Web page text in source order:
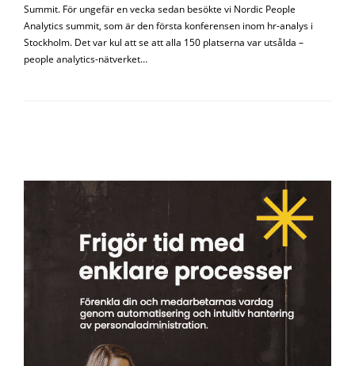
Summit. För ungefär en vecka sedan besökte vi Nordic People
Analytics summit, som är den första konferensen inom hr-analys i
Stockholm. Det var kul att se att alla 150 platserna var utsålda –
people analytics-nätverket…